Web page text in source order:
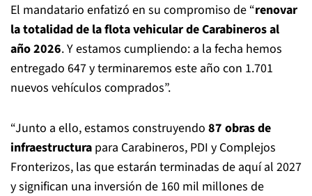
El mandatario enfatizó en su compromiso de “renovar
la totalidad de la flota vehicular de Carabineros al
año 2026. Y estamos cumpliendo: a la fecha hemos
entregado 647 y terminaremos este año con 1.701
nuevos vehículos comprados”.
“Junto a ello, estamos construyendo 87 obras de
infraestructura para Carabineros, PDI y Complejos
Fronterizos, las que estarán terminadas de aquí al 2027
y significan una inversión de 160 mil millones de